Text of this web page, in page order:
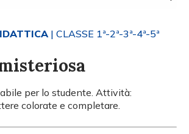
| CLASSE 1ª-2ª-3ª-4ª-5ª
per lo studente. Attività:
colorate e completare.